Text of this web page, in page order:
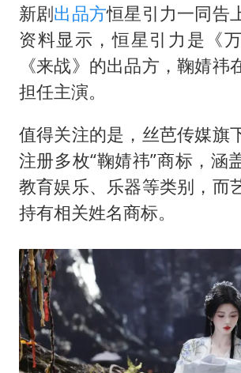
新剧出品方恒星引力一同告
资料显示，恒星引力是《
《来战》的出品方，鞠婧祎
担任主演。
值得关注的是，丝芭传媒旗
注册多枚“鞠婧祎”商标，涵
教育娱乐、乐器等类别，而
持有相关姓名商标。